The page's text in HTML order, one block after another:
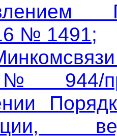
№ 1491;
№ 944/